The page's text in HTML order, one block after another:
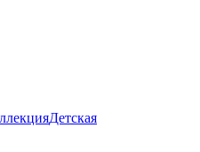
Детская